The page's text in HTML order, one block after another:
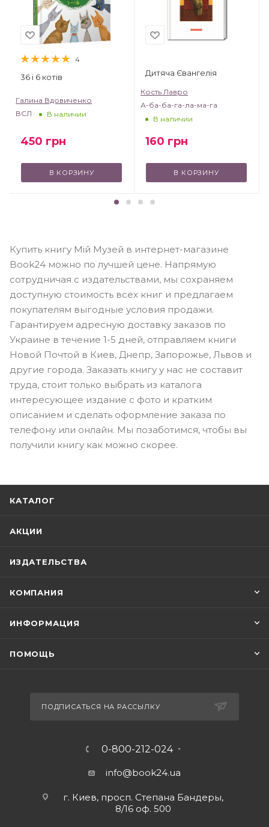
4
36 і 6 котів
Галина Вдовиченко
ВСЛ
В наличии
450 грн
В КОРЗИНУ
Дитяча Євангелія
Кость Лавро
А-ба-ба-га-ла-ма-га
В наличии
160 грн
В КОРЗИНУ
Купить книгу Мій Музей в интернет-магазине
Book24 можно по лучшей цене. Напрямую
сотрудничая с издательствами, мы сохраняем
доступную стоимость всех книг и предлагаем
покупателям выгодные условия продажи.
Гарантируем адресную доставку заказов по
Украине в течение 1-5 дней, отправляем книги
Новой Почтой в Киев, Днепр, Запорожье, Львов и
другие города. Заказать книгу у нас не составит
труда, стоит только выбрать из каталога
интересующее издание с фото и кратким
описанием и сделать оформление заказа по
телефону или онлайн. Мы позаботимся, чтобы вы
получили книгу как можно скорее.
КАТАЛОГ
АКЦИИ
ИЗДАТЕЛЬСТВА
КОМПАНИЯ
ИНФОРМАЦИЯ
ПОМОЩЬ
ПОДПИСАТЬСЯ НА РАССЫЛКУ
0-800-212-024
info@book24.ua
г. Киев, просп. Степана Бандеры,
8/16 оф. 500